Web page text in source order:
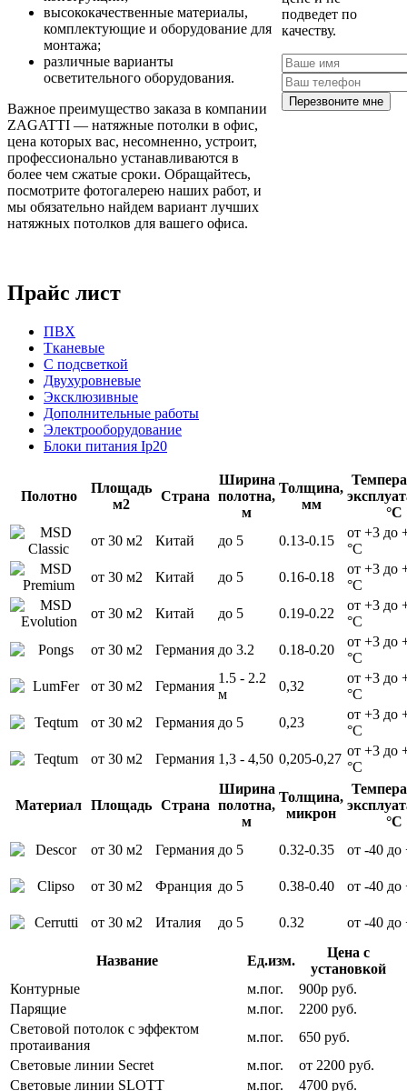
высококачественные материалы,
комплектующие и оборудование для
монтажа;
различные варианты
осветительного оборудования.
Важное преимущество заказа в компании
ZAGATTI — натяжные потолки в офис,
цена которых вас, несомненно, устроит,
профессионально устанавливаются в
более чем сжатые сроки. Обращайтесь,
посмотрите фотогалерею наших работ, и
мы обязательно найдем вариант лучших
натяжных потолков для вашего офиса.
подведет по
качеству.
Перезвоните мне
Прайс лист
ПВХ
Тканевые
С подсветкой
Двухуровневые
Эксклюзивные
Дополнительные работы
Электрооборудование
Блоки питания Ip20
Полотно
Площадь
м2
Страна
Ширина
полотна,
м
Толщина,
мм
°С
от 30 м2
Китай до 5 0.13-0.15
от +3 до
°С
от 30 м2
Китай до 5 0.16-0.18
от +3 до
°С
от 30 м2
Китай до 5 0.19-0.22
от +3 до
°С
от 30 м2
Германия до 3.2 0.18-0.20
от +3 до
°С
от 30 м2
Германия
1.5 - 2.2
м
0,32
от +3 до
°С
от 30 м2
Германия до 5 0,23
от +3 до
°С
от 30 м2
Германия 1,3 - 4,50 0,205-0,27
от +3 до
°С
Материал Площадь Страна
Ширина
полотна,
м
Толщина,
микрон
°С
от 30 м2
Германия до 5 0.32-0.35 от -40 до
от 30 м2 Франция до 5 0.38-0.40 от -40 до
от 30 м2 Италия до 5 0.32 от -40 до
Название Ед.изм.
Цена с
установкой
Контурные
м.пог.
900р руб.
Парящие
м.пог.
2200 руб.
Световой потолок с эффектом
протаивания
м.пог.
650 руб.
Световые линии Secret
м.пог.
от 2200 руб.
Световые линии SLOTT
м.пог.
4700 руб.